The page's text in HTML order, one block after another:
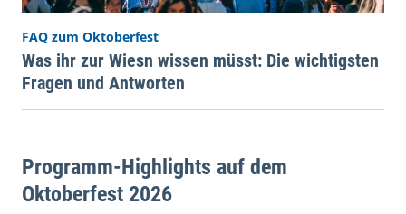
FAQ zum Oktoberfest
Was ihr zur Wiesn wissen müsst: Die wichtigsten
Fragen und Antworten
Programm-Highlights auf dem
Oktoberfest 2026